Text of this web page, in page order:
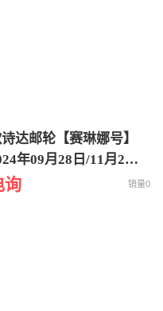
达邮轮【赛琳娜号】
年09月28日/11月2日
香港出发到越南下龙湾5
询 销量0